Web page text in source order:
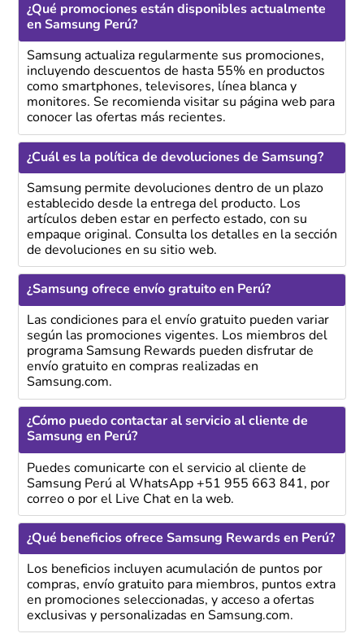
¿Qué promociones están disponibles actualmente
en Samsung Perú?
Samsung actualiza regularmente sus promociones,
incluyendo descuentos de hasta 55% en productos
como smartphones, televisores, línea blanca y
monitores. Se recomienda visitar su página web para
conocer las ofertas más recientes.
¿Cuál es la política de devoluciones de Samsung?
Samsung permite devoluciones dentro de un plazo
establecido desde la entrega del producto. Los
artículos deben estar en perfecto estado, con su
empaque original. Consulta los detalles en la sección
de devoluciones en su sitio web.
¿Samsung ofrece envío gratuito en Perú?
Las condiciones para el envío gratuito pueden variar
según las promociones vigentes. Los miembros del
programa Samsung Rewards pueden disfrutar de
envío gratuito en compras realizadas en
Samsung.com.
¿Cómo puedo contactar al servicio al cliente de
Samsung en Perú?
Puedes comunicarte con el servicio al cliente de
Samsung Perú al WhatsApp +51 955 663 841, por
correo o por el Live Chat en la web.
¿Qué beneficios ofrece Samsung Rewards en Perú?
Los beneficios incluyen acumulación de puntos por
compras, envío gratuito para miembros, puntos extra
en promociones seleccionadas, y acceso a ofertas
exclusivas y personalizadas en Samsung.com.